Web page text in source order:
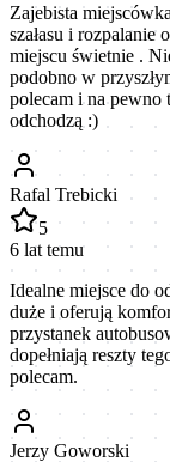
Zajebista
szałasu i rozpalanie
miejscu świetnie .
podobno w
polecam i na pewno
odchodzą :)
Rafal Trebicki
5
6 lat temu
Idealne miejsce do
duże i oferują
przystanek
dopełniają reszty
polecam.
Jerzy Goworski